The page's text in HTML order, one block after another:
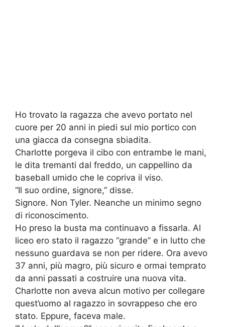
Ho trovato la ragazza che avevo portato nel
cuore per 20 anni in piedi sul mio portico con
una giacca da consegna sbiadita.
Charlotte porgeva il cibo con entrambe le mani,
le dita tremanti dal freddo, un cappellino da
baseball umido che le copriva il viso.
“Il suo ordine, signore,” disse.
Signore. Non Tyler. Neanche un minimo segno
di riconoscimento.
Ho preso la busta ma continuavo a fissarla. Al
liceo ero stato il ragazzo “grande” e in lutto che
nessuno guardava se non per ridere. Ora avevo
37 anni, più magro, più sicuro e ormai temprato
da anni passati a costruire una nuova vita.
Charlotte non aveva alcun motivo per collegare
quest’uomo al ragazzo in sovrappeso che ero
stato. Eppure, faceva male.